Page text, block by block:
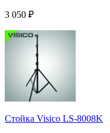
3 050 ₽
Стойка Visico LS-8008K